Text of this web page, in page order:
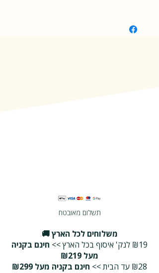
תשלום מאובטח
משלוחים לכל הארץ 🚚
₪19 לנק' איסוף בכל הארץ >>
חינם בקניה
מעל ₪219
₪28 עד הבית >>
חינם בקניה מעל ₪299